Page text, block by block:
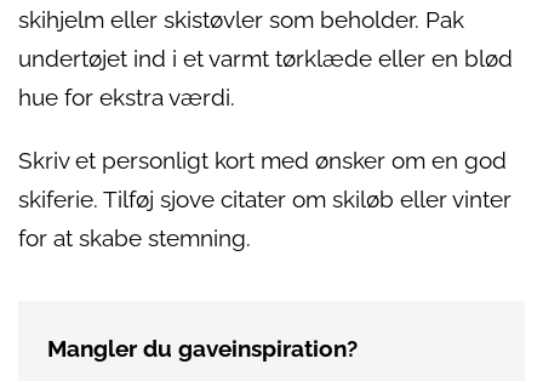
skihjelm eller skistøvler som beholder. Pak
undertøjet ind i et varmt tørklæde eller en blød
hue for ekstra værdi.
Skriv et personligt kort med ønsker om en god
skiferie. Tilføj sjove citater om skiløb eller vinter
for at skabe stemning.
Mangler du gaveinspiration?